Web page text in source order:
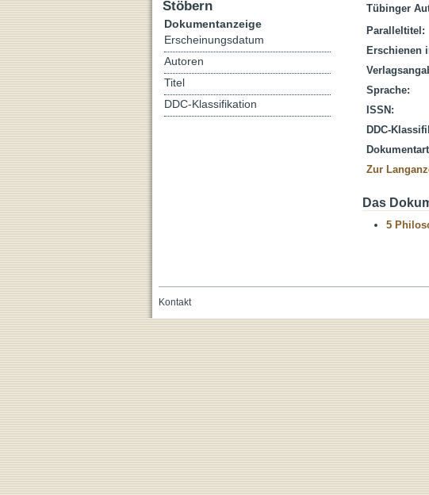
Tübinger
Paralleltitel:
Erschienen
Sprache:
ISSN:
DDC-
Zur
Das
5
Stöbern
Dokumentanzeige
Erscheinungsdatum
Autoren
Titel
DDC-Klassifikation
Kontakt